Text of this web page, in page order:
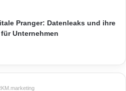
an über 4.000 Orten
steht in 29
Pranger: Datenleaks und ihre
Unternehmen